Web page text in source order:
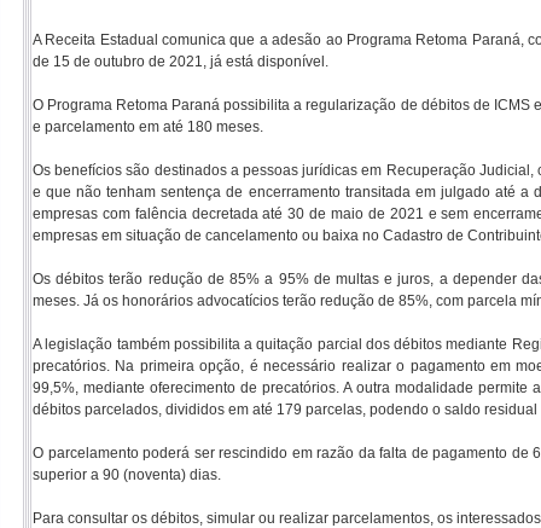
A Receita Estadual comunica que a adesão ao Programa Retoma Paraná,
de 15 de outubro de 2021, já está disponível.
O Programa Retoma Paraná possibilita a regularização de débitos de
e parcelamento em até 180 meses.
Os benefícios são destinados a pessoas jurídicas em Recuperação
e que não tenham sentença de encerramento transitada em julgado até
empresas com falência decretada até 30 de maio de 2021 e sem
empresas em situação de cancelamento ou baixa no Cadastro de
Os débitos terão redução de 85% a 95% de multas e juros, a depender
meses. Já os honorários advocatícios terão redução de 85%, com parcela
A legislação também possibilita a quitação parcial dos débitos mediante
precatórios. Na primeira opção, é necessário realizar o pagamento em
99,5%, mediante oferecimento de precatórios. A outra modalidade
débitos parcelados, divididos em até 179 parcelas, podendo o saldo
O parcelamento poderá ser rescindido em razão da falta de pagamento
superior a 90 (noventa) dias.
Para consultar os débitos, simular ou realizar parcelamentos, os